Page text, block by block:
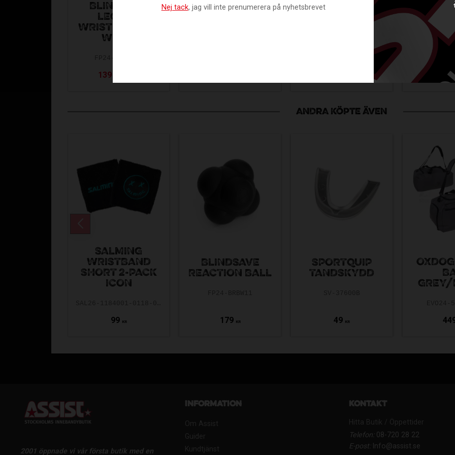
BLINDSAVE
LEGACY
WRISTBAND RC
WHITE
139
BLINDSAVE
PROTECTIVE
SERIES
PRO
X
1 329 KR
ANDRA KÖPTE ÄVEN
SALMING
WRISTBAND
SHORT 2-PACK
ICON
99 KR
BLINDSAVE
REACTION BALL
179 KR
SPORTQUIP
TANDSKYDD
49 KR
GREY/
2001 öppnade vi vår första butik med en
Information
Om Assist
Guider
Kundtjänst
Kontakt
Hitta Butik / Öppettider
Telefon:08-720 28 22
E-post:Info@assist.se
Nej tack, jag vill inte prenumerera på nyhetsbrevet